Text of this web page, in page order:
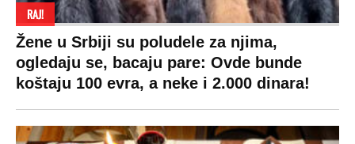
RAJ!
Žene u Srbiji su poludele za njima,
ogledaju se, bacaju pare: Ovde bunde
koštaju 100 evra, a neke i 2.000 dinara!